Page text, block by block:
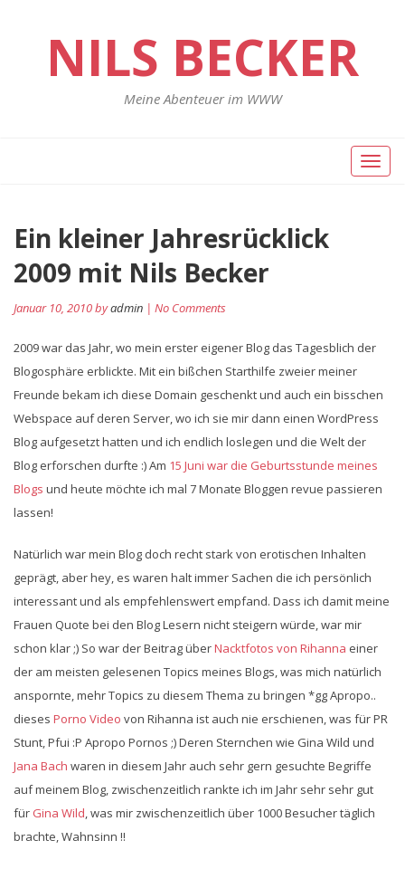
NILS BECKER
Meine Abenteuer im WWW
Toggle
Ein kleiner Jahresrücklick
2009 mit Nils Becker
Januar 10, 2010 byadmin | No Comments
2009 war das Jahr, wo mein erster eigener Blog das Tagesblich der
Blogosphäre erblickte. Mit ein bißchen Starthilfe zweier meiner
Freunde bekam ich diese Domain geschenkt und auch ein bisschen
Webspace auf deren Server, wo ich sie mir dann einen WordPress
Blog aufgesetzt hatten und ich endlich loslegen und die Welt der
Blog erforschen durfte :) Am 15 Juni war die Geburtsstunde meines
Blogs und heute möchte ich mal 7 Monate Bloggen revue passieren
lassen!
Natürlich war mein Blog doch recht stark von erotischen Inhalten
geprägt, aber hey, es waren halt immer Sachen die ich persönlich
interessant und als empfehlenswert empfand. Dass ich damit meine
Frauen Quote bei den Blog Lesern nicht steigern würde, war mir
schon klar ;) So war der Beitrag überNacktfotos von Rihanna einer
der am meisten gelesenen Topics meines Blogs, was mich natürlich
anspornte, mehr Topics zu diesem Thema zu bringen *gg Apropo..
dieses Porno Video von Rihanna ist auch nie erschienen, was für PR
Stunt, Pfui :P Apropo Pornos ;) Deren Sternchen wie Gina Wild und
Jana Bach waren in diesem Jahr auch sehr gern gesuchte Begriffe
auf meinem Blog, zwischenzeitlich rankte ich im Jahr sehr sehr gut
für Gina Wild, was mir zwischenzeitlich über 1000 Besucher täglich
brachte, Wahnsinn !!